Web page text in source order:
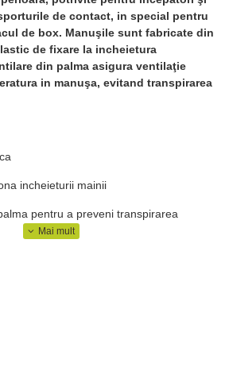
de contact, in special pentru
de box. Manuşile sunt fabricate din
de fixare la incheietura
din palma asigura ventilaţie
in manuşa, evitand transpirarea
incheieturii mainii
pentru a preveni transpirarea